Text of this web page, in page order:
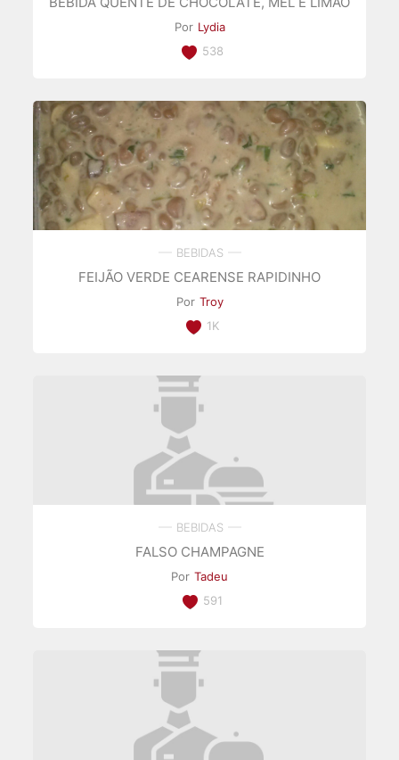
Por Lydia
538
BEBIDAS
FEIJÃO VERDE CEARENSE RAPIDINHO
Por Troy
1K
BEBIDAS
FALSO CHAMPAGNE
Por Tadeu
591